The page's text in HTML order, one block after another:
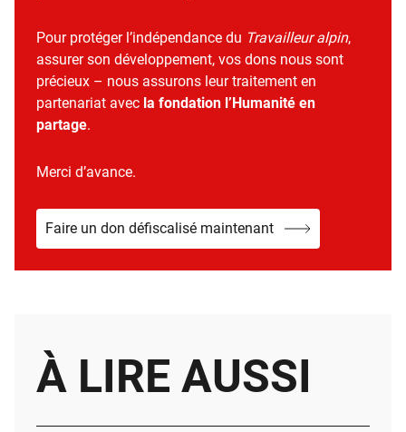
Pour protéger l’indépendance du Travailleur alpin,
assurer son développement, vos dons nous sont
précieux – nous assurons leur traitement en
partenariat avec la fondation l’Humanité en
partage.
Merci d’avance.
Faire un don défiscalisé maintenant
À LIRE AUSSI